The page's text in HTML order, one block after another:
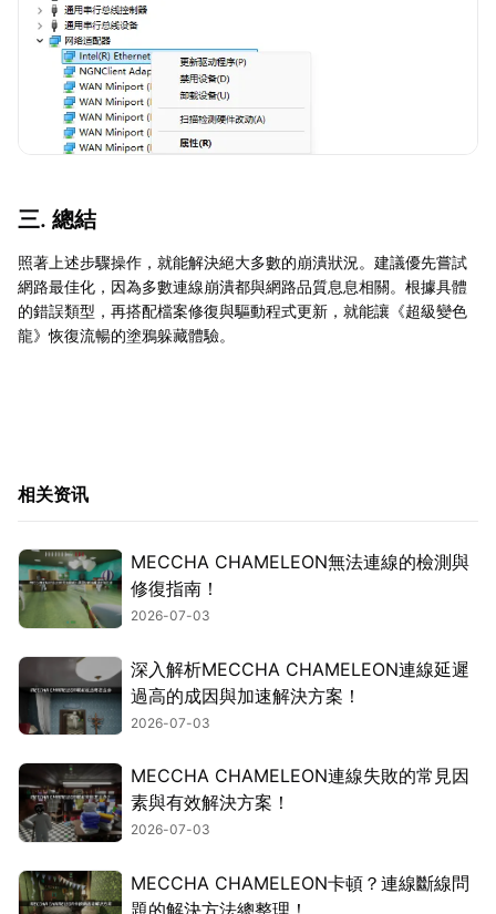
三. 總結
照著上述步驟操作，就能解決絕大多數的崩潰狀況。建議優先嘗試
網路最佳化，因為多數連線崩潰都與網路品質息息相關。根據具體
的錯誤類型，再搭配檔案修復與驅動程式更新，就能讓《超級變色
龍》恢復流暢的塗鴉躲藏體驗。
相关资讯
MECCHA CHAMELEON無法連線的檢測與
修復指南！
2026-07-03
深入解析MECCHA CHAMELEON連線延遲
過高的成因與加速解決方案！
2026-07-03
MECCHA CHAMELEON連線失敗的常見因
素與有效解決方案！
2026-07-03
MECCHA CHAMELEON卡頓？連線斷線問
題的解決方法總整理！